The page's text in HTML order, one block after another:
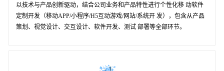
以技术与产品创新驱动，结合公司业务和产品特性进行个性化移 动软件
定制开发（移动APP/小程序/H5互动游戏/网站/系统开 发），包含从产品
策划、视觉设计、交互设计、软件开发、测试 部署等全部环节。